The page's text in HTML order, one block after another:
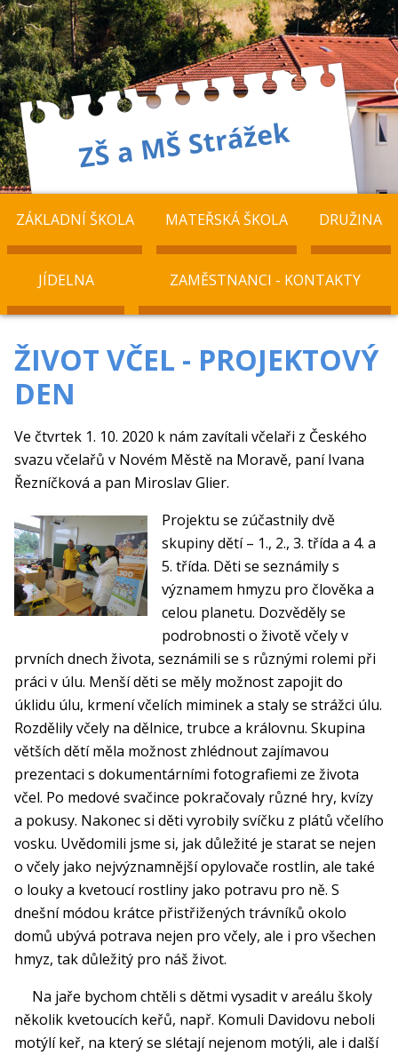
ZÁKLADNÍ ŠKOLA MATEŘSKÁ ŠKOLA DRUŽINA
JÍDELNA ZAMĚSTNANCI - KONTAKTY
ŽIVOT VČEL - PROJEKTOVÝ
DEN
Ve čtvrtek 1. 10. 2020 k nám zavítali včelaři z Českého
svazu včelařů v Novém Městě na Moravě, paní Ivana
Řezníčková a pan Miroslav Glier.
Projektu se zúčastnily dvě
skupiny dětí – 1., 2., 3. třída a 4. a
5. třída. Děti se seznámily s
významem hmyzu pro člověka a
celou planetu. Dozvěděly se
podrobnosti o životě včely v
prvních dnech života, seznámili se s různými rolemi při
práci v úlu. Menší děti se měly možnost zapojit do
úklidu úlu, krmení včelích miminek a staly se strážci úlu.
Rozdělily včely na dělnice, trubce a královnu. Skupina
větších dětí měla možnost zhlédnout zajímavou
prezentaci s dokumentárními fotografiemi ze života
včel. Po medové svačince pokračovaly různé hry, kvízy
a pokusy. Nakonec si děti vyrobily svíčku z plátů včelího
vosku. Uvědomili jsme si, jak důležité je starat se nejen
o včely jako nejvýznamnější opylovače rostlin, ale také
o louky a kvetoucí rostliny jako potravu pro ně. S
dnešní módou krátce přistřižených trávníků okolo
domů ubývá potrava nejen pro včely, ale i pro všechen
hmyz, tak důležitý pro náš život.
Na jaře bychom chtěli s dětmi vysadit v areálu školy
několik kvetoucích keřů, např. Komuli Davidovu neboli
motýlí keř, na který se slétají nejenom motýli, ale i další